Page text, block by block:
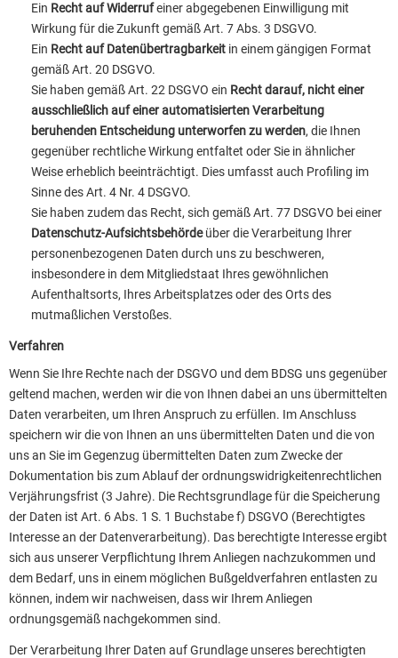
Ein Recht auf Widerrufeiner abgegebenen Einwilligung mit
Wirkung für die Zukunft gemäß Art. 7 Abs. 3 DSGVO.
Ein Recht auf Datenübertragbarkeit in einem gängigen Format
gemäß Art. 20 DSGVO.
Sie haben gemäß Art. 22 DSGVO ein Recht darauf, nicht einer
ausschließlich auf einer automatisierten Verarbeitung
beruhenden Entscheidung unterworfen zu werden, die Ihnen
gegenüber rechtliche Wirkung entfaltet oder Sie in ähnlicher
Weise erheblich beeinträchtigt. Dies umfasst auch Profiling im
Sinne des Art. 4 Nr. 4 DSGVO.
Sie haben zudem das Recht, sich gemäß Art. 77 DSGVO bei einer
Datenschutz-Aufsichtsbehördeüber die Verarbeitung Ihrer
personenbezogenen Daten durch uns zu beschweren,
insbesondere in dem Mitgliedstaat Ihres gewöhnlichen
Aufenthaltsorts, Ihres Arbeitsplatzes oder des Orts des
mutmaßlichen Verstoßes.
Verfahren
Wenn Sie Ihre Rechte nach der DSGVO und dem BDSG uns gegenüber
geltend machen, werden wir die von Ihnen dabei an uns übermittelten
Daten verarbeiten, um Ihren Anspruch zu erfüllen. Im Anschluss
speichern wir die von Ihnen an uns übermittelten Daten und die von
uns an Sie im Gegenzug übermittelten Daten zum Zwecke der
Dokumentation bis zum Ablauf der ordnungswidrigkeitenrechtlichen
Verjährungsfrist (3 Jahre). Die Rechtsgrundlage für die Speicherung
der Daten ist Art. 6 Abs. 1 S. 1 Buchstabe f) DSGVO (Berechtigtes
Interesse an der Datenverarbeitung). Das berechtigte Interesse ergibt
sich aus unserer Verpflichtung Ihrem Anliegen nachzukommen und
dem Bedarf, uns in einem möglichen Bußgeldverfahren entlasten zu
können, indem wir nachweisen, dass wir Ihrem Anliegen
ordnungsgemäß nachgekommen sind.
Der Verarbeitung Ihrer Daten auf Grundlage unseres berechtigten